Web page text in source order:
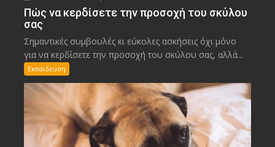
Πώς να κερδίσετε την προσοχή του σκύλου
σας
Σημαντικές συμβουλές κι εύκολες ασκήσεις όχι μόνο
για να κερδίσετε την προσοχή του σκύλου σας, αλλά...
Εκπαιδευση